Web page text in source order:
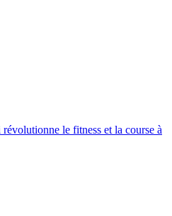
le fitness et la course à